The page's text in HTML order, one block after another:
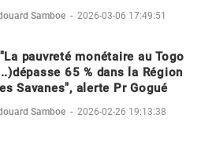
Samboe - 2026-03-06 17:49:51
"La pauvreté monétaire au Togo
65 % dans la Région
Savanes", alerte Pr Gogué
Samboe - 2026-02-26 19:13:38